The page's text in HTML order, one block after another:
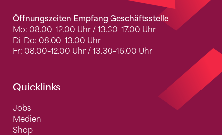
Öffnungszeiten Empfang Geschäftsstelle
Mo: 08.00–12.00 Uhr / 13.30–17.00 Uhr
Di-Do: 08.00–13.00 Uhr
Fr: 08.00–12.00 Uhr / 13.30–16.00 Uhr
Quicklinks
Jobs
Medien
Shop